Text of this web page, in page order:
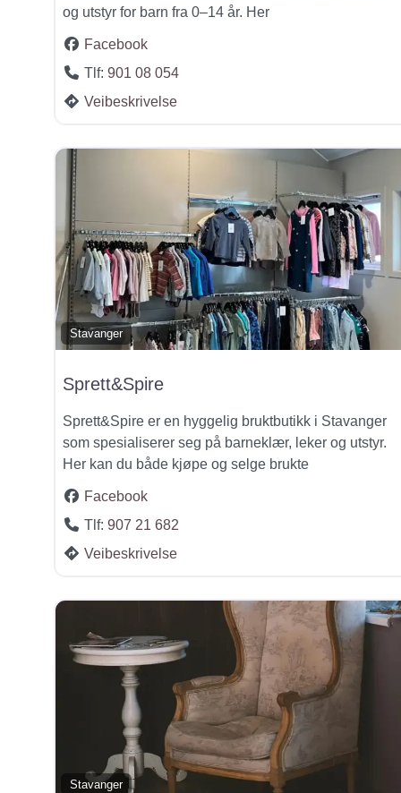
og utstyr for barn fra 0–14 år. Her
Facebook
Tlf: 901 08 054
Veibeskrivelse
Stavanger
Sprett&Spire
Sprett&Spire er en hyggelig bruktbutikk i Stavanger
som spesialiserer seg på barneklær, leker og utstyr.
Her kan du både kjøpe og selge brukte
Facebook
Tlf: 907 21 682
Veibeskrivelse
Stavanger